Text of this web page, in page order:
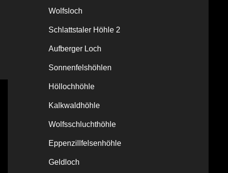
Wolfsloch
Schlattstaler Höhle 2
Aufberger Loch
Sonnenfelshöhlen
Höllochhöhle
Kalkwaldhöhle
Wolfsschluchthöhle
Eppenzillfelsenhöhle
Geldloch